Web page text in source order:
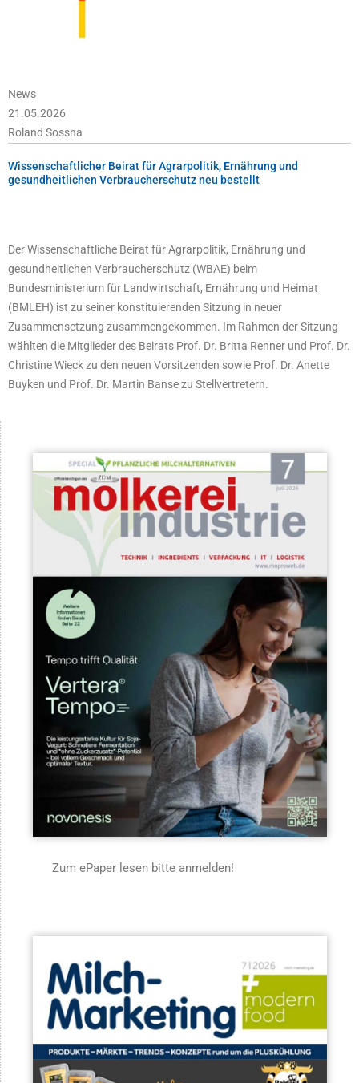
News
21.05.2026
Roland Sossna
Wissenschaftlicher Beirat für Agrarpolitik, Ernährung und
gesundheitlichen Verbraucherschutz neu bestellt
Der Wissenschaftliche Beirat für Agrarpolitik, Ernährung und
gesundheitlichen Verbraucherschutz (WBAE) beim
Bundesministerium für Landwirtschaft, Ernährung und Heimat
(BMLEH) ist zu seiner konstituierenden Sitzung in neuer
Zusammensetzung zusammengekommen. Im Rahmen der Sitzung
wählten die Mitglieder des Beirats Prof. Dr. Britta Renner und Prof. Dr.
Christine Wieck zu den neuen Vorsitzenden sowie Prof. Dr. Anette
Buyken und Prof. Dr. Martin Banse zu Stellvertretern.
Zum ePaper lesen bitte anmelden!